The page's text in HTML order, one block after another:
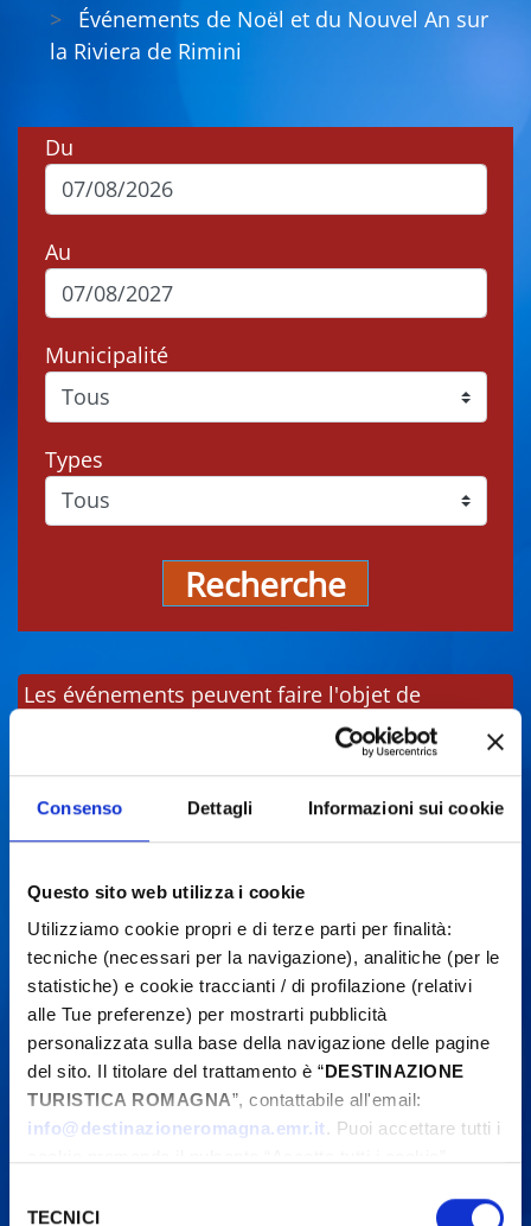
Consenso Dettagli Informazioni sui cookie
Questo sito web utilizza i cookie
Utilizziamo cookie propri e di terze parti per finalità:
tecniche (necessari per la navigazione), analitiche (per le
statistiche) e cookie traccianti / di profilazione (relativi
alle Tue preferenze) per mostrarti pubblicità
personalizzata sulla base della navigazione delle pagine
del sito. Il titolare del trattamento è “DESTINAZIONE
TURISTICA ROMAGNA”, contattabile all'email:
info@destinazioneromagna.emr.it. Puoi accettare tutti i
gestire le tue preferenze facendo clic su “Personalizza”.
delTECNICI
Événements de Noël et du Nouvel An sur
la Riviera de Rimini
Du
Au
Municipalité
Types
Recherche
Les événements peuvent faire l'objet de
modifications. Contactez toujours les
organisateurs avant de vous rendre sur place.